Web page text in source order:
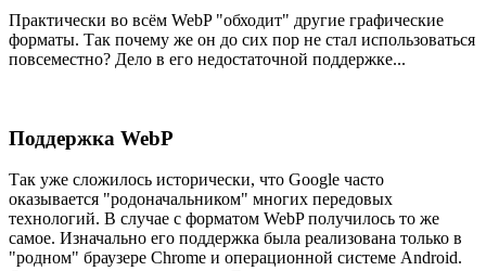
Практически во всём WebP "обходит" другие графические
форматы. Так почему же он до сих пор не стал использоваться
повсеместно? Дело в его недостаточной поддержке...
Поддержка WebP
Так уже сложилось исторически, что Google часто
оказывается "родоначальником" многих передовых
технологий. В случае с форматом WebP получилось то же
самое. Изначально его поддержка была реализована только в
"родном" браузере Chrome и операционной системе Android.